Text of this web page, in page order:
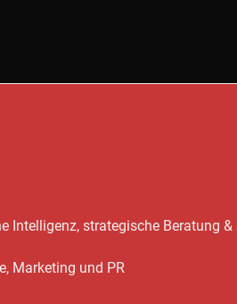
Intelligenz, strategische Beratung
Marketing und PR